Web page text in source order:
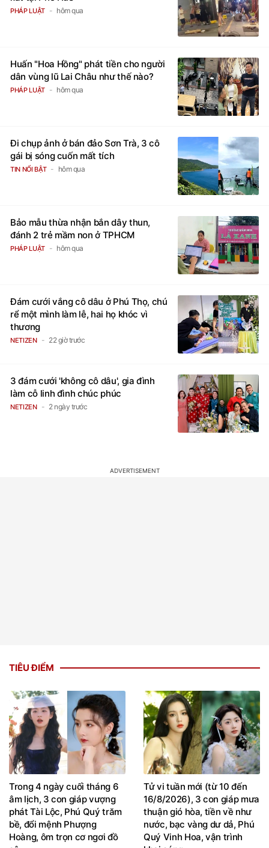
PHÁP LUẬT hôm qua
Huấn "Hoa Hồng" phát tiền cho người
dân vùng lũ Lai Châu như thế nào?
PHÁP LUẬT hôm qua
Đi chụp ảnh ở bán đảo Sơn Trà, 3 cô
gái bị sóng cuốn mất tích
TIN NỔI BẬT hôm qua
Bảo mẫu thừa nhận bắn dây thun,
đánh 2 trẻ mầm non ở TPHCM
PHÁP LUẬT hôm qua
Đám cưới vắng cô dâu ở Phú Thọ, chú
rể một mình làm lễ, hai họ khóc vì
thương
NETIZEN 22 giờ trước
3 đám cưới 'không cô dâu', gia đình
làm cỗ linh đình chúc phúc
NETIZEN 2 ngày trước
TIÊU ĐIỂM
Trong 4 ngày cuối tháng 6
âm lịch, 3 con giáp vượng
phát Tài Lộc, Phú Quý trăm
bề, đổi mệnh Phượng
Hoàng, ôm trọn cơ ngơi đồ
Tử vi tuần mới (từ 10 đến
16/8/2026), 3 con giáp mưa
thuận gió hòa, tiền về như
nước, bạc vàng dư dả, Phú
Quý Vinh Hoa, vận trình